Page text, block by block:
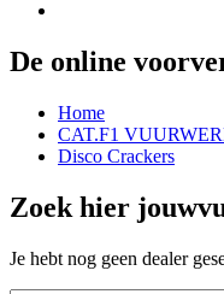
De online
Home
CAT.F1
Disco Crackers
Zoek hier jouw
Je hebt nog geen dealer